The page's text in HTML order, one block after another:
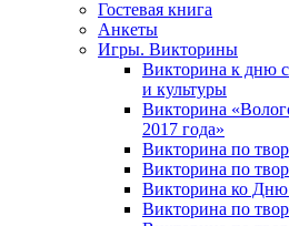
Гостевая книга
Анкеты
Игры. Викторины
Викторина к дню
и культуры
Викторина
2017 года»
Викторина по
Викторина по
Викторина ко Дню
Викторина по